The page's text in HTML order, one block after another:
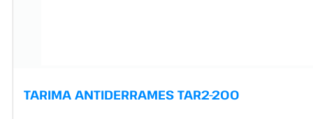
TARIMA ANTIDERRAMES TAR2-200